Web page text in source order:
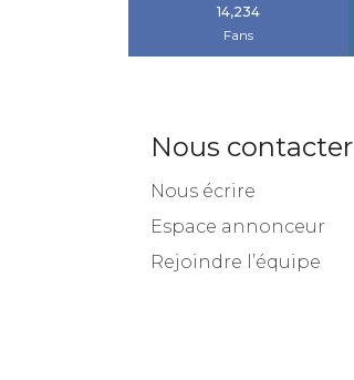
14,234
Fans
Nous contacter
Nous écrire
Espace annonceur
Rejoindre l’équipe